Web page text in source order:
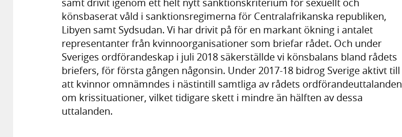
samt drivit igenom ett helt nytt sanktionskriterium för sexuellt och
könsbaserat våld i sanktionsregimerna för Centralafrikanska republiken,
Libyen samt Sydsudan. Vi har drivit på för en markant ökning i antalet
representanter från kvinnoorganisationer som briefar rådet. Och under
Sveriges ordförandeskap i juli 2018 säkerställde vi könsbalans bland rådets
briefers, för första gången någonsin. Under 2017-18 bidrog Sverige aktivt till
att kvinnor omnämndes i nästintill samtliga av rådets ordförandeuttalanden
om krissituationer, vilket tidigare skett i mindre än hälften av dessa
uttalanden.